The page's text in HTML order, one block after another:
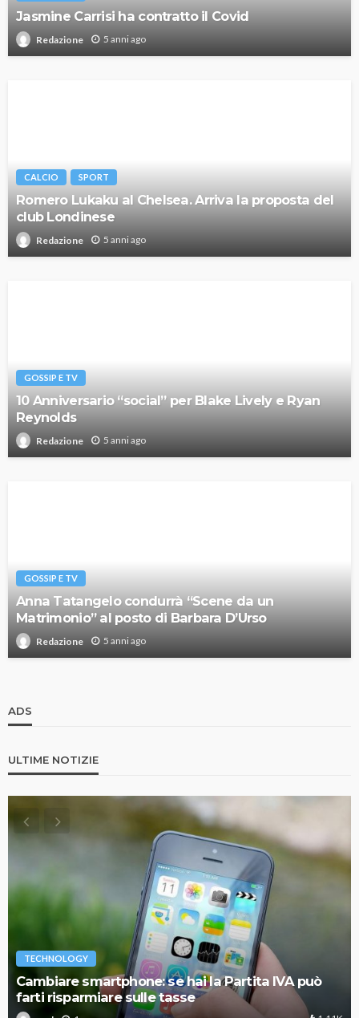
Jasmine Carrisi ha contratto il Covid
Redazione 5 anni ago
CALCIO SPORT
Romero Lukaku al Chelsea. Arriva la proposta del
club Londinese
Redazione 5 anni ago
GOSSIP E TV
10 Anniversario “social” per Blake Lively e Ryan
Reynolds
Redazione 5 anni ago
GOSSIP E TV
Anna Tatangelo condurrà “Scene da un
Matrimonio” al posto di Barbara D’Urso
Redazione 5 anni ago
ADS
ULTIME NOTIZIE
TECHNOLOGY
Cambiare smartphone: se hai la Partita IVA può
farti risparmiare sulle tasse